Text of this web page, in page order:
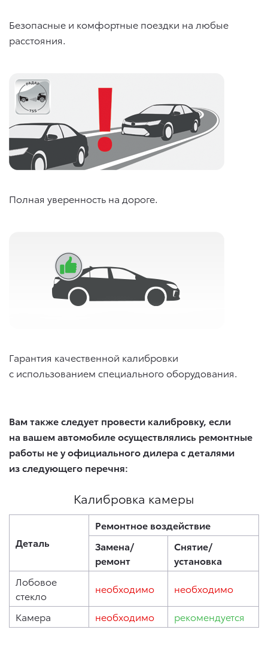
Безопасные и комфортные поездки на любые
расстояния.
Полная уверенность на дороге.
Гарантия качественной калибровки
с использованием специального оборудования.
Вам также следует провести калибровку, если
на вашем автомобиле осуществлялись ремонтные
работы не у официального дилера с деталями
из следующего перечня:
Калибровка камеры
Деталь
Ремонтное воздействие
Замена/
ремонт
Снятие/
установка
Лобовое
стекло
необходимо необходимо
Камера необходимо рекомендуется